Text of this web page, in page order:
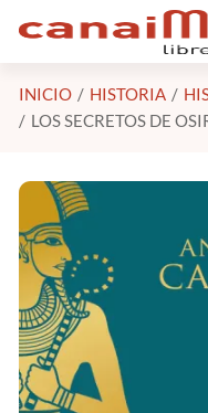
Saltar al contenido
INICIO HISTORIA
LOS SECRETOS DE